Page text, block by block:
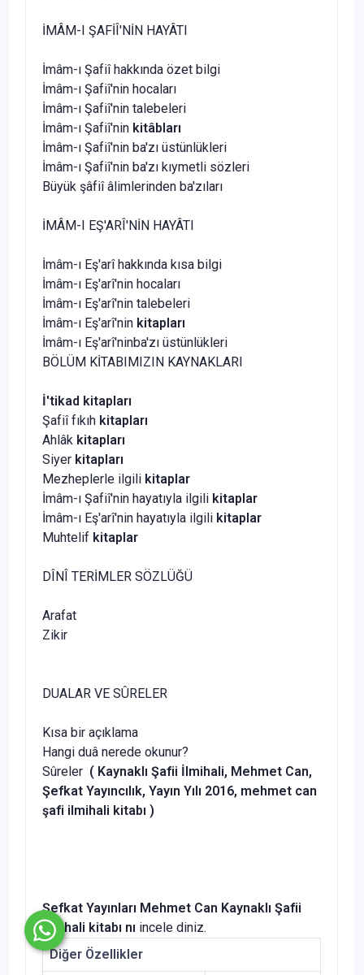
İMÂM-I ŞAFİÎ'NİN HAYÂTI
İmâm-ı Şafiî hakkında özet bilgi
İmâm-ı Şafiî'nin hocaları
İmâm-ı Şafiî'nin talebeleri
İmâm-ı Şafiî'nin kitâbları
İmâm-ı Şafiî'nin ba'zı üstünlükleri
İmâm-ı Şafiî'nin ba'zı kıymetli sözleri
Büyük şâfiî âlimlerinden ba'zıları
İMÂM-I EŞ'ARÎ'NİN HAYÂTI
İmâm-ı Eş'arî hakkında kısa bilgi
İmâm-ı Eş'arî'nin hocaları
İmâm-ı Eş'arî'nin talebeleri
İmâm-ı Eş'arî'nin kitapları
İmâm-ı Eş'arî'ninba'zı üstünlükleri
BÖLÜM KİTABIMIZIN KAYNAKLARI
İ'tikad kitapları
Şafiî fıkıh kitapları
Ahlâk kitapları
Siyer kitapları
Mezheplerle ilgili kitaplar
İmâm-ı Şafiî'nin hayatıyla ilgili kitaplar
İmâm-ı Eş'arî'nin hayatıyla ilgili kitaplar
Muhtelif kitaplar
DÎNÎ TERİMLER SÖZLÜĞÜ
Arafat
Zikir
DUALAR VE SÛRELER
Kısa bir açıklama
Hangi duâ nerede okunur?
Sûreler ( Kaynaklı Şafii İlmihali, Mehmet Can,
Şefkat Yayıncılık, Yayın Yılı 2016, mehmet can
şafi ilmihali kitabı )
Şefkat Yayınları Mehmet Can Kaynaklı Şafii
İlmihali kitabı nı incele diniz.
Diğer Özellikler